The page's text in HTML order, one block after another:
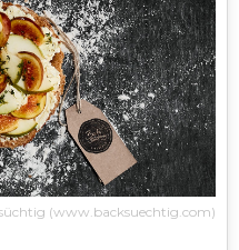
(www.backsuechtig.com)